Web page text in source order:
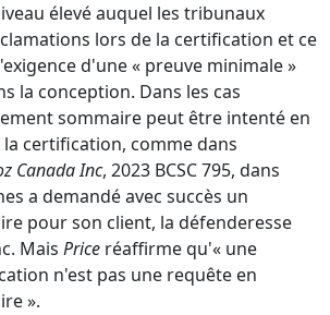
élevé auquel les tribunaux
lors de la certification et ce
d'une « preuve minimale »
la conception. Dans les cas
sommaire peut être intenté en
certification, comme dans
Canada Inc, 2023 BCSC 795, dans
a demandé avec succès un
pour son client, la défenderesse
Mais Price réaffirme qu'« une
n'est pas une requête en
».